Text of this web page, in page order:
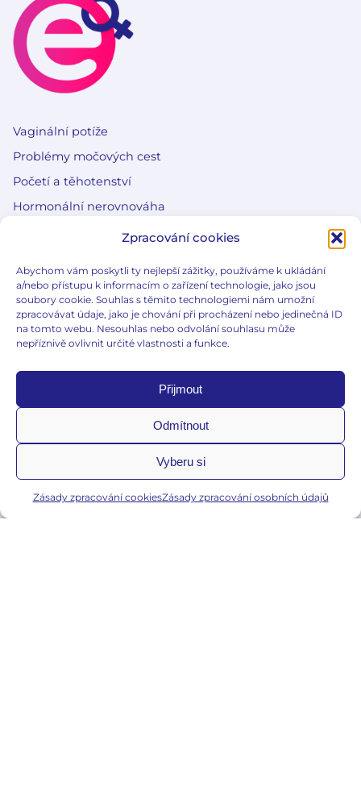
Zpracování cookies
Abychom vám poskytli ty nejlepší zážitky, používáme k ukládání
a/nebo přístupu k informacím o zařízení technologie, jako jsou
soubory cookie. Souhlas s těmito technologiemi nám umožní
zpracovávat údaje, jako je chování při procházení nebo jedinečná ID
na tomto webu. Nesouhlas nebo odvolání souhlasu může
nepříznivě ovlivnit určité vlastnosti a funkce.
Přijmout
Odmítnout
Vyberu si
Zásady zpracování cookiesZásady zpracování osobních údajů
Vaginální potíže
Problémy močových cest
Početí a těhotenství
Hormonální nerovnováha
Edukační články
Slovníček pojmů
Co je e-gynda?
Zásady zpracování osobních údajů
Zásady zpracování cookies